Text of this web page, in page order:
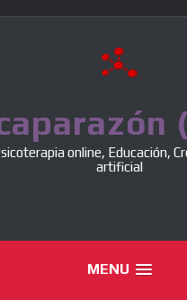
online, Educación,
artificial
MENU